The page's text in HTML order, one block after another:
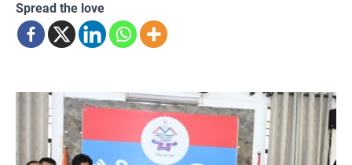
Spread the love